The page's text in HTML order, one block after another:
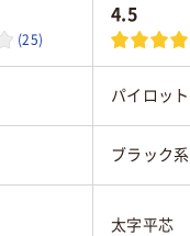
(25)
4.5
パイロット
ブラック系
太字平芯